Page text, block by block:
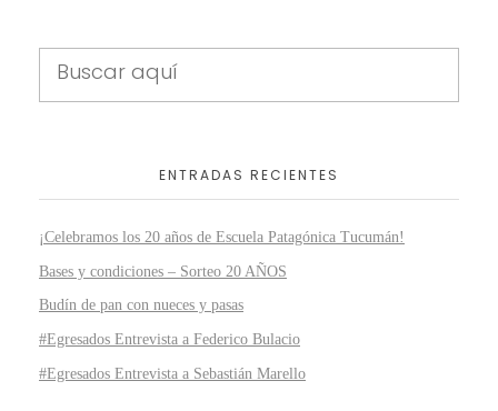
ENTRADAS RECIENTES
¡Celebramos los 20 años de Escuela Patagónica Tucumán!
Bases y condiciones – Sorteo 20 AÑOS
Budín de pan con nueces y pasas
#Egresados Entrevista a Federico Bulacio
#Egresados Entrevista a Sebastián Marello